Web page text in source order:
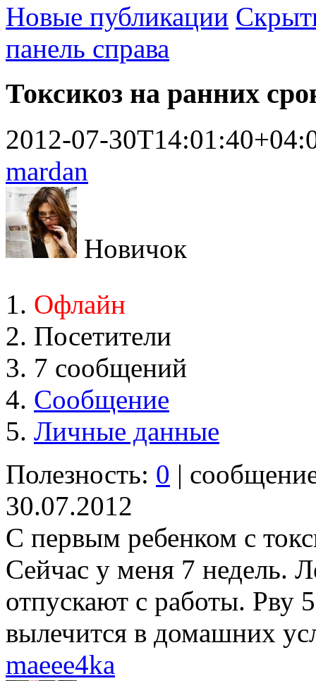
Новые публикации
панель справа
Токсикоз на ранних
2012-07-
mardan
Новичок
Офлайн
Посетители
7 сообщений
Сообщение
Личные данные
Полезность: 0 |
30.07.2012
С первым ребенком с
Сейчас у меня 7 недель.
отпускают с работы. Рву
вылечится в домашних
maeee4ka